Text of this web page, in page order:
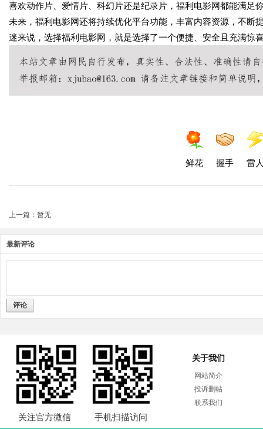
喜欢动作片、爱情片、科幻片还是纪录片，福利电影网都能满足
未来，福利电影网还将持续优化平台功能，丰富内容资源，不断
迷来说，选择福利电影网，就是选择了一个便捷、安全且充满惊
鲜花 握手 雷
上一篇：暂无
最新评论
评论
关注官方微信 手机扫描访问
关于我们
网站简介
投诉删帖
联系我们